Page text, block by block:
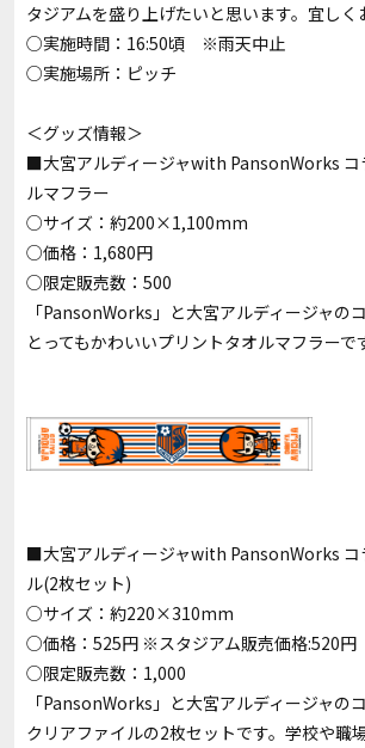
タジアムを盛り上げたいと思います。宜しく
○実施時間：16:50頃 ※雨天中止
○実施場所：ピッチ
＜グッズ情報＞
■大宮アルディージャwith PansonWorks コ
ルマフラー
○サイズ：約200×1,100mm
○価格：1,680円
○限定販売数：500
「PansonWorks」と大宮アルディージャの
とってもかわいいプリントタオルマフラーで
■大宮アルディージャwith PansonWorks コ
ル(2枚セット)
○サイズ：約220×310mm
○価格：525円 ※スタジアム販売価格:520円
○限定販売数：1,000
「PansonWorks」と大宮アルディージャの
クリアファイルの2枚セットです。学校や職